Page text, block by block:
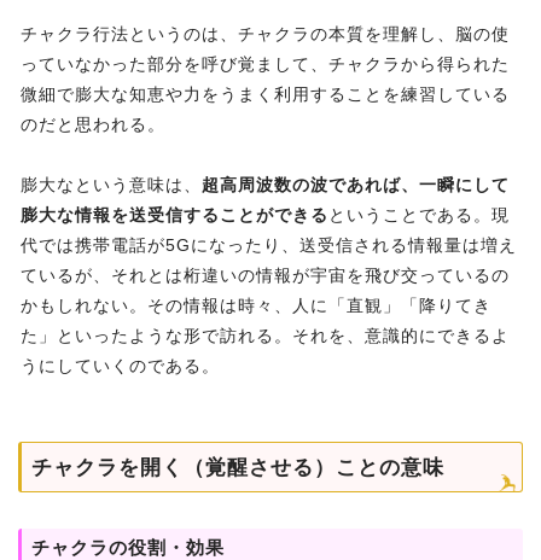
チャクラ行法というのは、チャクラの本質を理解し、脳の使
っていなかった部分を呼び覚まして、チャクラから得られた
微細で膨大な知恵や力をうまく利用することを練習している
のだと思われる。
膨大なという意味は、 超高周波数の波であれば、一瞬にして
膨大な情報を送受信することができる ということである。現
代では携帯電話が5Gになったり、送受信される情報量は増え
ているが、それとは桁違いの情報が宇宙を飛び交っているの
かもしれない。その情報は時々、人に「直観」「降りてき
た」といったような形で訪れる。それを、意識的にできるよ
うにしていくのである。
チャクラを開く（覚醒させる）ことの意味
チャクラの役割・効果